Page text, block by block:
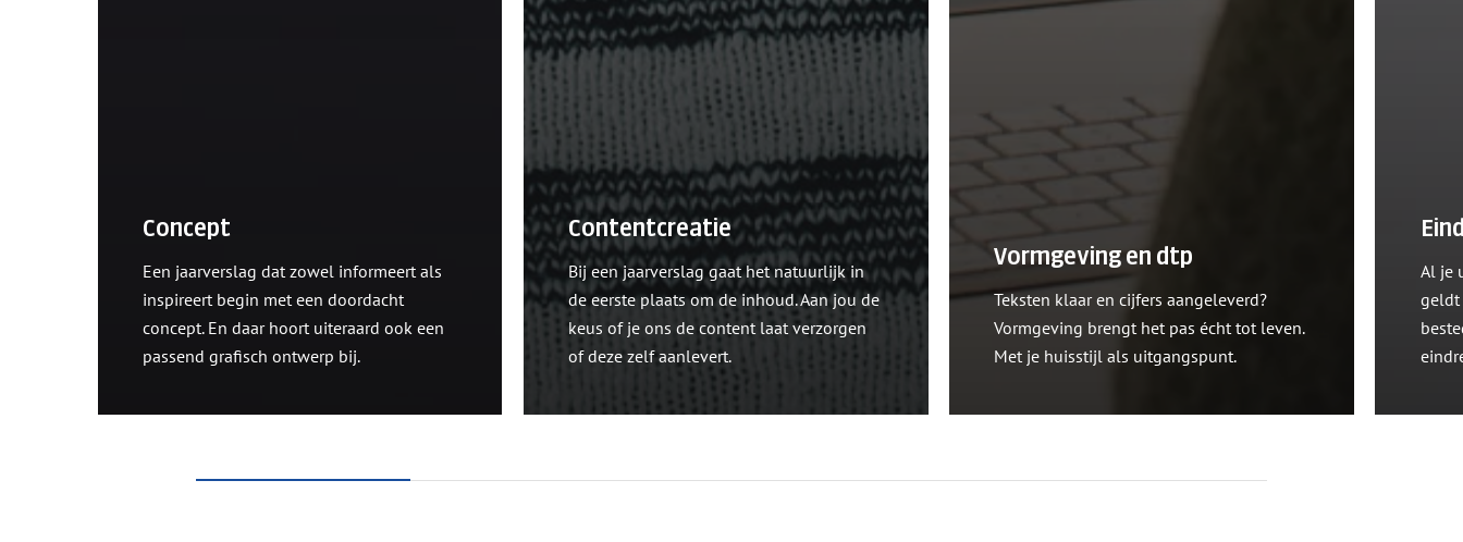
Concept
Een jaarverslag dat zowel informeert als
inspireert begin met een doordacht
concept. En daar hoort uiteraard ook een
passend grafisch ontwerp bij.
Contentcreatie
Bij een jaarverslag gaat het natuurlijk in
de eerste plaats om de inhoud. Aan jou de
keus of je ons de content laat verzorgen
of deze zelf aanlevert.
Vormgeving en dtp
Teksten klaar en cijfers aangeleverd?
Vormgeving brengt het pas écht tot leven.
Met je huisstijl als uitgangspunt.
Al je
geldt